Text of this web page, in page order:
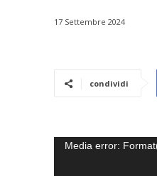
17 Settembre 2024
condividi
Media error: